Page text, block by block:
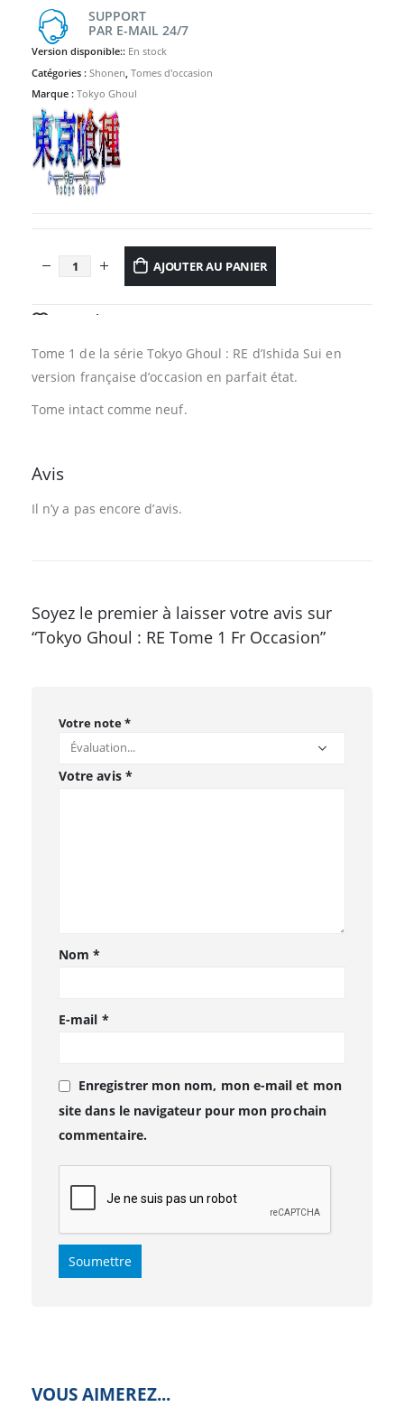
SUPPORT
PAR E-MAIL 24/7
Version disponible:: En stock
Catégories : Shonen Tomes d'occasion
Marque : Tokyo Ghoul
AJOUTER AU PANIER
AJOUTER À LA LISTE D’ENVIES
Tome 1 de la série Tokyo Ghoul : RE d’Ishida Sui en
version française d’occasion en parfait état.
Tome intact comme neuf.
Avis
Il n’y a pas encore d’avis.
Soyez le premier à laisser votre avis sur
“Tokyo Ghoul : RE Tome 1 Fr Occasion”
Votre note*
Votre avis *
Nom*
E-mail *
Enregistrer mon nom, mon e-mail et mon
site dans le navigateur pour mon prochain
commentaire.
VOUS AIMEREZ...